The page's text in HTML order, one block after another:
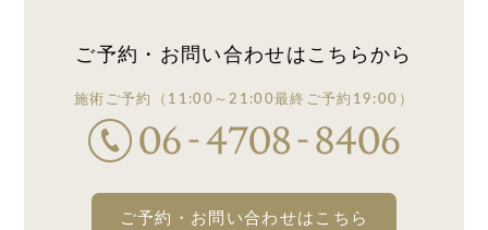
ご予約・お問い合わせはこちらから
施術ご予約 （11:00～21:00最終ご予約19:00）
ご予約・お問い合わせはこちら